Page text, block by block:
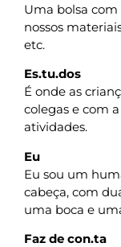
Uma bolsa
nossos
etc.
Es.tu.dos
É onde as
colegas e com
atividades.
Eu
Eu sou um
cabeça, com
uma boca e
Faz de con.ta